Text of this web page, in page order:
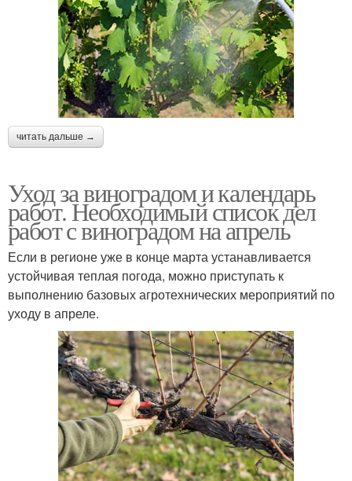
читать дальше →
Уход за виноградом и календарь
работ. Необходимый список дел
работ с виноградом на апрель
Если в регионе уже в конце марта устанавливается
устойчивая теплая погода, можно приступать к
выполнению базовых агротехнических мероприятий по
уходу в апреле.